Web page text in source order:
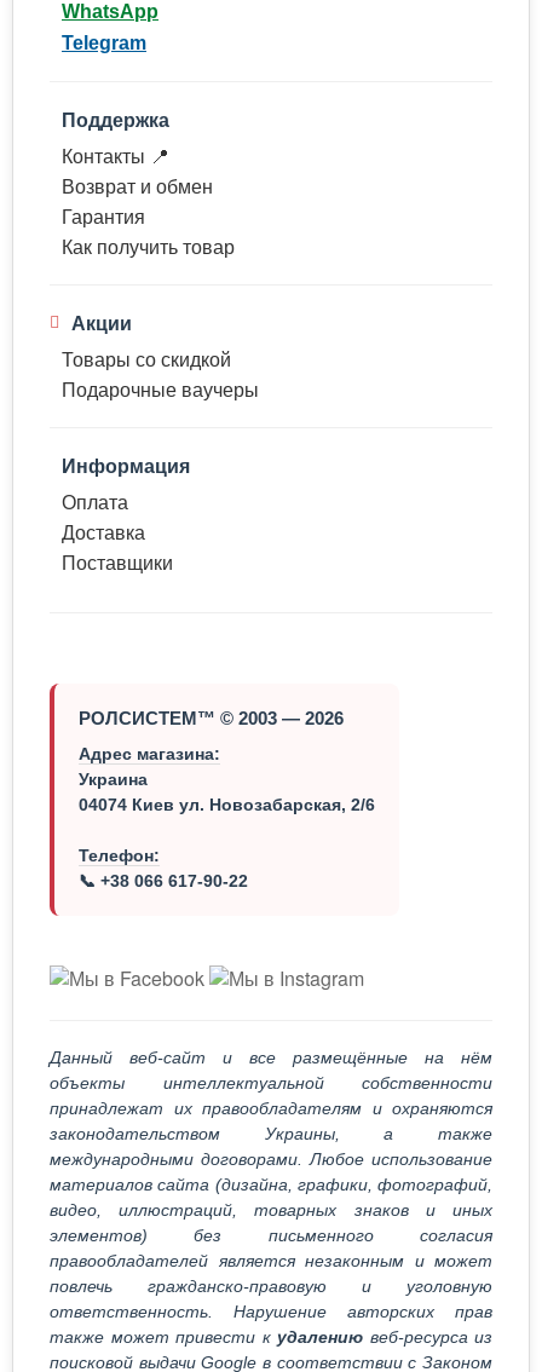
WhatsApp
Telegram
Поддержка
Контакты 📍
Возврат и обмен
Гарантия
Как получить товар
Акции
Товары со скидкой
Подарочные ваучеры
Информация
Оплата
Доставка
Поставщики
РОЛСИСТЕМ™ © 2003 — 2026
Адрес магазина:
Украина
04074 Киев ул. Новозабарская, 2/6
Телефон:
📞 +38 066 617-90-22
Данный веб-сайт и все размещённые на нём
объекты интеллектуальной собственности
принадлежат их правообладателям и охраняются
законодательством Украины, а также
международными договорами. Любое использование
материалов сайта (дизайна, графики, фотографий,
видео, иллюстраций, товарных знаков и иных
элементов) без письменного согласия
правообладателей является незаконным и может
повлечь гражданско-правовую и уголовную
ответственность. Нарушение авторских прав
также может привести к удалению веб-ресурса из
поисковой выдачи Google в соответствии с Законом